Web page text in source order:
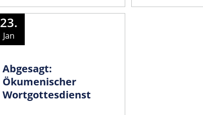
23.
Jan
Abgesagt:
Ökumenischer
Wortgottesdienst